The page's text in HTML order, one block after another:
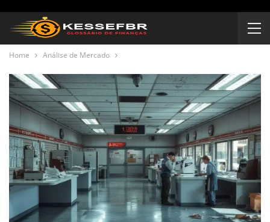
Home Análise de Mercado